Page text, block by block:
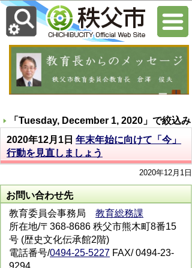
「 Tuesday, December 1, 2020 」で絞込み
2020年12月1日 年末年始に向けて「今」
行動を見直しましょう
2020年12月1日
お問い合わせ先
教育委員会事務局 教育総務課
所在地/〒368-8686 秩父市熊木町8番15
号 (歴史文化伝承館2階)
電話番号/0494-25-5227 FAX/ 0494-23-